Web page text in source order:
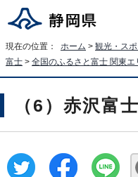
現在の位置： ホーム > 観光・ス
富士 > 全国のふるさと富士 関東エ
（6）赤沢富